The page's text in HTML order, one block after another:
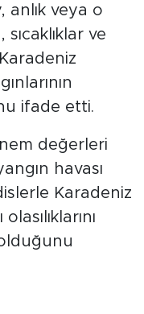
anlık veya o
ve
ifade etti.
nem değerleri
havası
Karadeniz